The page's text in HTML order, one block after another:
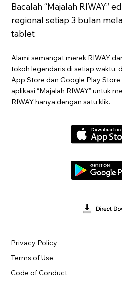
Bacalah “Majalah RIWAY”
regional setiap 3 bulan
tablet
Alami semangat merek RIWAY
tokoh legendaris di setiap waktu,
App Store dan Google Play
aplikasi “Majalah RIWAY” untuk
RIWAY hanya dengan satu klik.
Terms of Use
Privacy Policy
Code of Conduct